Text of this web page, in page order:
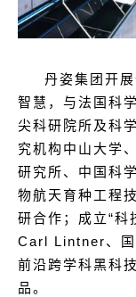
丹姿集团开展
智慧，与法国科
尖科研院所及科
究机构中山大学
研究所、中国科
物航天育种工程
研合作；成立“科
Carl Lintner、国
前沿跨学科黑科
品。